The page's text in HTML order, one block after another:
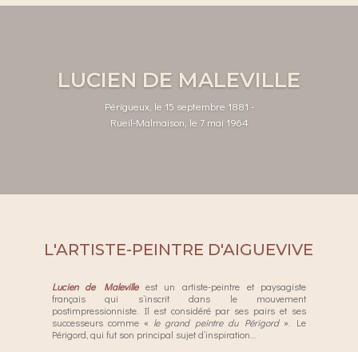
LUCIEN DE MALEVILLE
Périgueux, le 15 septembre 1881 -
Rueil-Malmaison, le 7 mai 1964
L'ARTISTE-PEINTRE D'AIGUEVIVE
Lucien de Malevilleest un artiste-peintre et paysagiste
français qui s’inscrit dans le mouvement
postimpressionniste. Il est considéré par ses pairs et ses
successeurs comme « le grand peintre du Périgord». Le
Périgord, qui fut son principal sujet d’inspiration…